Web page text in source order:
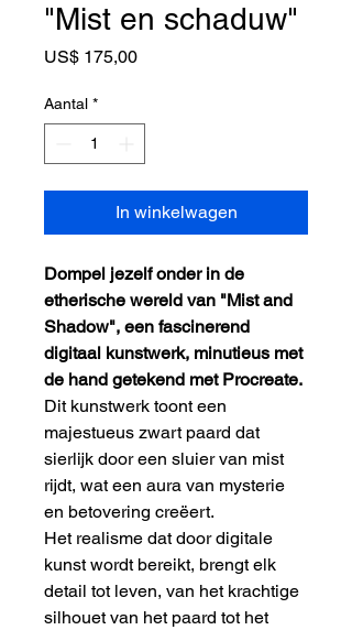
"Mist en schaduw"
US$ 175,00Prijs
Aantal *
In winkelwagen
Dompel jezelf onder in de
etherische wereld van "Mist and
Shadow", een fascinerend
digitaal kunstwerk, minutieus met
de hand getekend met Procreate.
Dit kunstwerk toont een
majestueus zwart paard dat
sierlijk door een sluier van mist
rijdt, wat een aura van mysterie
en betovering creëert.
Het realisme dat door digitale
kunst wordt bereikt, brengt elk
detail tot leven, van het krachtige
silhouet van het paard tot het